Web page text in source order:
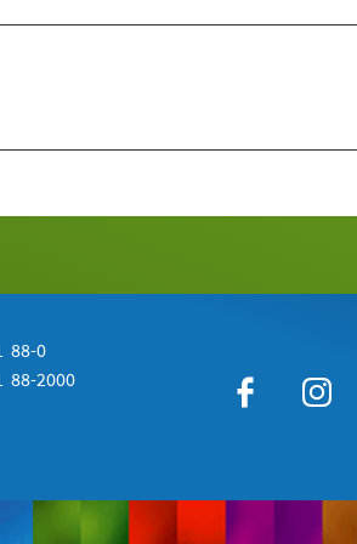
88-0
88-2000